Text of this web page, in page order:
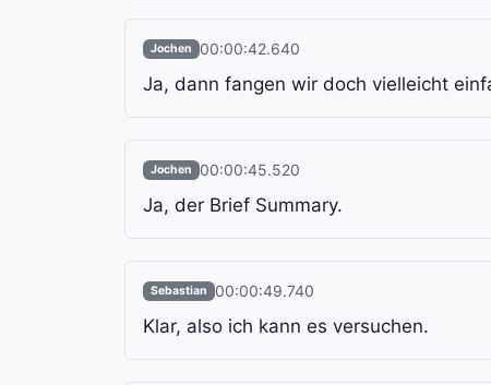
Jochen 00:00:42.640
Ja, dann fangen wir doch vielleicht
Jochen 00:00:45.520
Ja, der Brief Summary.
Sebastian 00:00:49.740
Klar, also ich kann es versuchen.